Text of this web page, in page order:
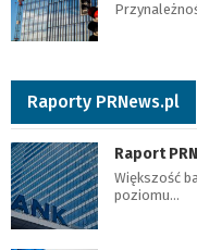
Raporty PRNews.pl
Raport
Większość
poziomu…